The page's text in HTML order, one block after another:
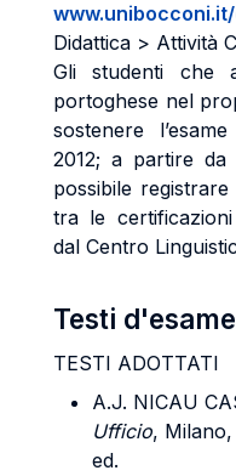
Didattica > Attività
Gli studenti che
portoghese nel
sostenere
2012; a partire da
possibile
tra le
dal Centro
Testi d'esame
TESTI ADOTTATI
A.J. NICAU
Ufficio,
ed.